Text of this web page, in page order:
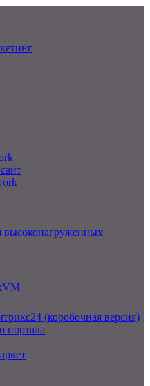
высоконагруженных
(коробочная версия)
портала